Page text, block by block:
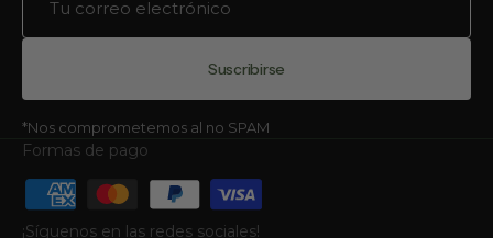
correo
electrónico
Suscribirse
*Nos comprometemos al no SPAM
Formas de pago
¡Síguenos en las redes sociales!